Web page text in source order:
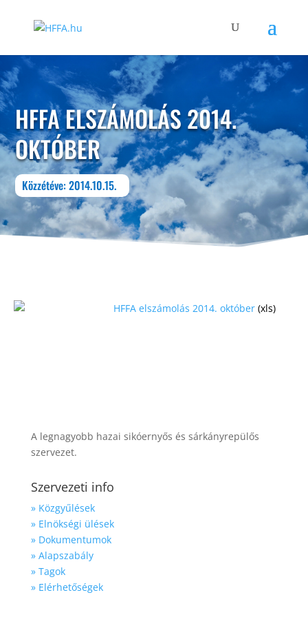
HFFA ELSZÁMOLÁS 2014.
OKTÓBER
Közzétéve: 2014.10.15.
HFFA elszámolás 2014. október (xls)
A legnagyobb hazai sikóernyős és sárkányrepülős
szervezet.
Szervezeti info
» Közgyűlések
» Elnökségi ülések
» Dokumentumok
» Alapszabály
» Tagok
» Elérhetőségek